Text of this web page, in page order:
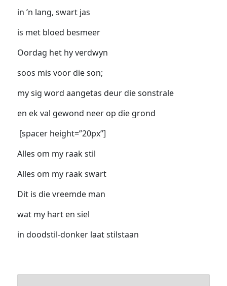
in ’n lang, swart jas
is met bloed besmeer
Oordag het hy verdwyn
soos mis voor die son;
my sig word aangetas deur die sonstrale
en ek val gewond neer op die grond
[spacer height=”20px”]
Alles om my raak stil
Alles om my raak swart
Dit is die vreemde man
wat my hart en siel
in doodstil-donker laat stilstaan